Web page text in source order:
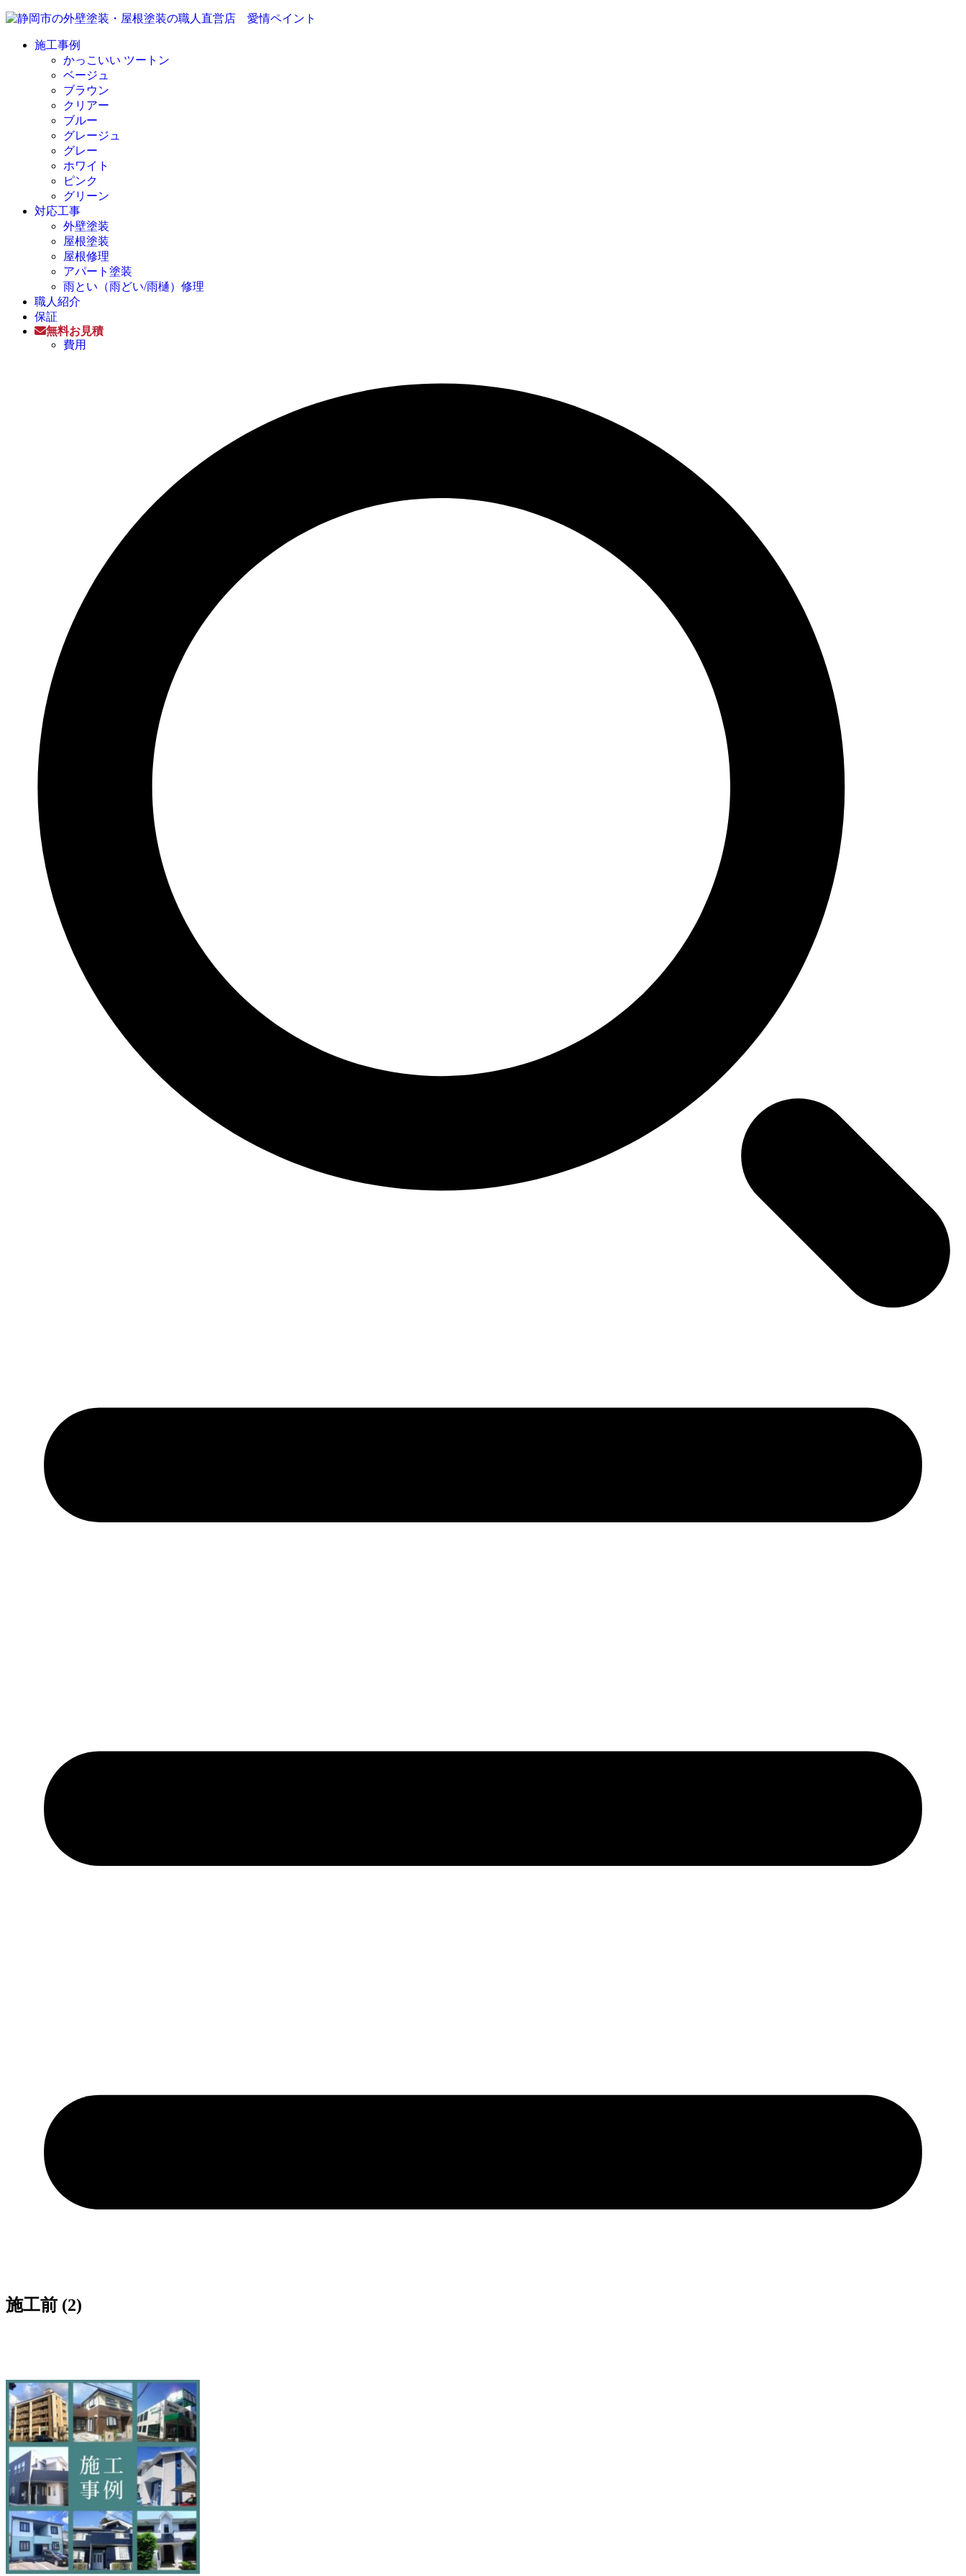
施工事例
かっこいい ツートン
ベージュ
ブラウン
クリアー
ブルー
グレージュ
グレー
ホワイト
ピンク
グリーン
対応工事
外壁塗装
屋根塗装
屋根修理
アパート塗装
雨とい（雨どい/雨樋）修理
職人紹介
保証
無料お見積
費用
施工前 (2)